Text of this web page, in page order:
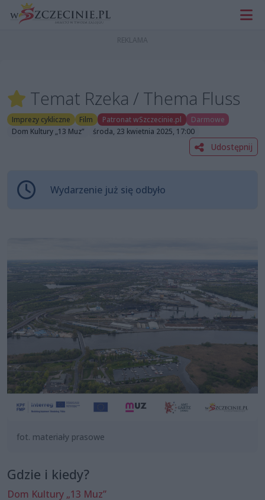
Temat Rzeka / Thema Fluss
Imprezy cykliczne Film Patronat wSzczecinie.pl
Darmowe
Dom Kultury „13 Muz”
środa, 23 kwietnia 2025, 17:00
Udostępnij
Wydarzenie już się odbyło
fot. materiały prasowe
Gdzie i kiedy?
Dom Kultury „13 Muz”